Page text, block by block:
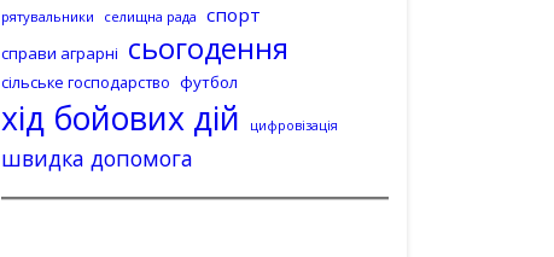
рятувальники селищна рада спорт
справи аграрні сьогодення
сільське господарство футбол
хід бойових дій цифровізація
швидка допомога